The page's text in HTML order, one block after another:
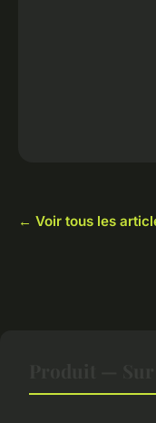
← Voir tous les